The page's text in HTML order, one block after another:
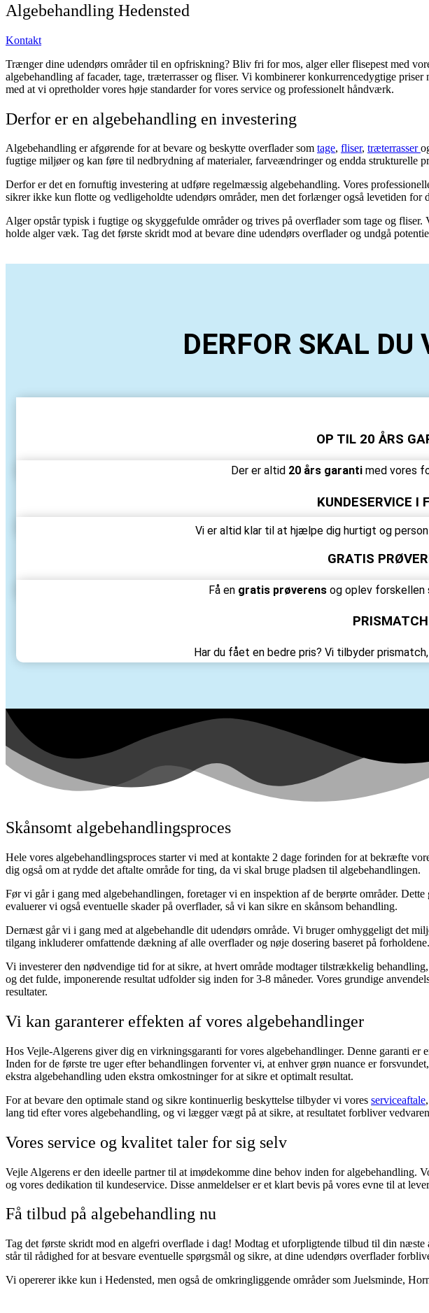
Algebehandling Hedensted
Kontakt
Trænger dine udendørs områder til en opfriskning? Bliv fri for mos, alger eller flisepest med
algebehandling af facader, tage, træterrasser og fliser. Vi kombinerer konkurrencedygtige
med at vi opretholder vores høje standarder for vores service og professionelt håndværk.
Derfor er en algebehandling en investering
Algebehandling er afgørende for at bevare og beskytte overflader som tage, fliser, træterrasser
fugtige miljøer og kan føre til nedbrydning af materialer, farveændringer og endda strukturelle
Derfor er det en fornuftig investering at udføre regelmæssig algebehandling. Vores
sikrer ikke kun flotte og vedligeholdte udendørs områder, men det forlænger også levetiden for
Alger opstår typisk i fugtige og skyggefulde områder og trives på overflader som tage og
holde alger væk. Tag det første skridt mod at bevare dine udendørs overflader og undgå
DERFOR SKAL
OP TIL 20 ÅRS
Der er altid 20 års garanti med vores
KUNDESERVICE I
Vi er altid klar til at hjælpe dig hurtigt og
GRATIS
Få en gratis prøverens og oplev forskellen
PRISMATCH
Har du fået en bedre pris? Vi tilbyder
Skånsomt algebehandlingsproces
Hele vores algebehandlingsproces starter vi med at kontakte 2 dage forinden for at bekræfte
dig også om at rydde det aftalte område for ting, da vi skal bruge pladsen til algebehandlingen.
Før vi går i gang med algebehandlingen, foretager vi en inspektion af de berørte områder.
evaluerer vi også eventuelle skader på overflader, så vi kan sikre en skånsom behandling.
Dernæst går vi i gang med at algebehandle dit udendørs område. Vi bruger omhyggeligt det
tilgang inkluderer omfattende dækning af alle overflader og nøje dosering baseret på forholdene.
Vi investerer den nødvendige tid for at sikre, at hvert område modtager tilstrækkelig
og det fulde, imponerende resultat udfolder sig inden for 3-8 måneder. Vores grundige
resultater.
Vi kan garanterer effekten af vores algebehandlinger
Hos Vejle-Algerens giver dig en virkningsgaranti for vores algebehandlinger. Denne garanti
Inden for de første tre uger efter behandlingen forventer vi, at enhver grøn nuance er
ekstra algebehandling uden ekstra omkostninger for at sikre et optimalt resultat.
For at bevare den optimale stand og sikre kontinuerlig beskyttelse tilbyder vi vores serviceaftale
lang tid efter vores algebehandling, og vi lægger vægt på at sikre, at resultatet forbliver
Vores service og kvalitet taler for sig selv
Vejle Algerens er den ideelle partner til at imødekomme dine behov inden for algebehandling.
og vores dedikation til kundeservice. Disse anmeldelser er et klart bevis på vores evne til at
Få tilbud på algebehandling nu
Tag det første skridt mod en algefri overflade i dag! Modtag et uforpligtende tilbud til din
står til rådighed for at besvare eventuelle spørgsmål og sikre, at dine udendørs overflader
Vi opererer ikke kun i Hedensted, men også de omkringliggende områder som Juelsminde,